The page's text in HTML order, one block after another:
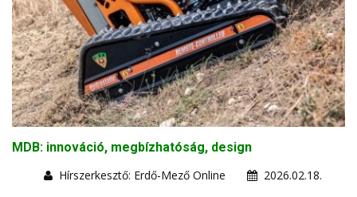
MDB: innováció, megbízhatóság, design
Hírszerkesztő: Erdő-Mező Online
2026.02.18.